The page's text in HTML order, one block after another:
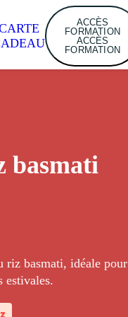
ACCÈS
FORMATION
ACCÈS
FORMATION
basmati
riz basmati, idéale pour
estivales.